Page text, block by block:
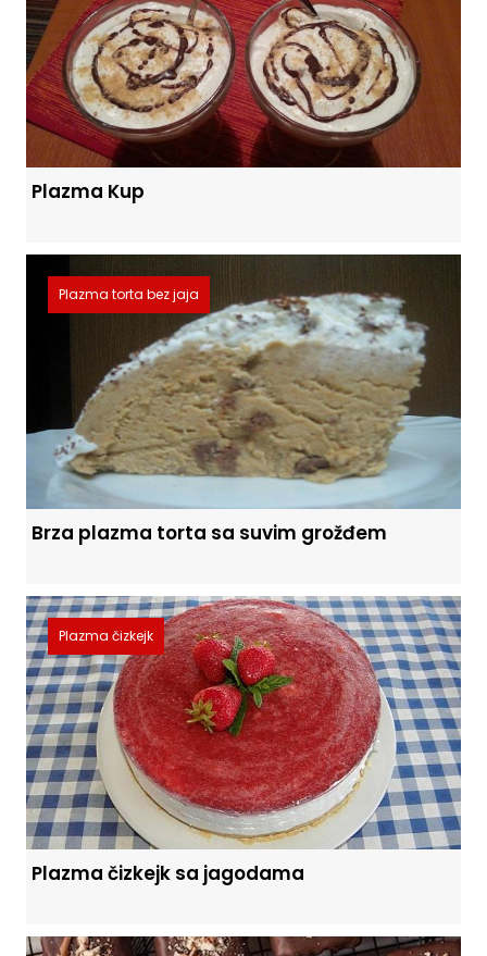
Plazma Kup
Plazma torta bez jaja
Brza plazma torta sa suvim grožđem
Plazma čizkejk
Plazma čizkejk sa jagodama